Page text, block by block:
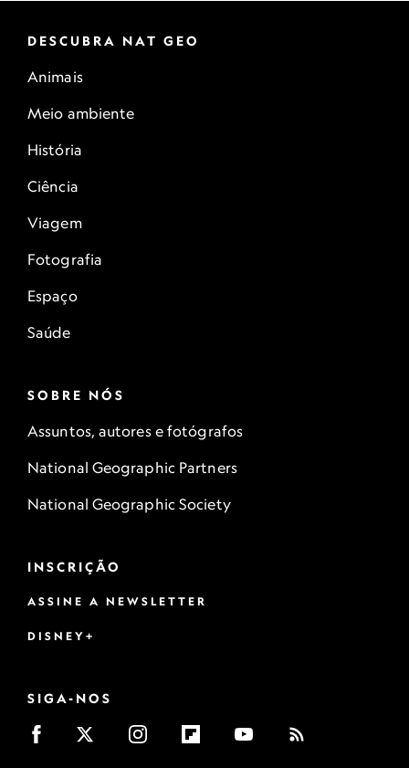
DESCUBRA NAT GEO
Animais
Meio ambiente
História
Ciência
Viagem
Fotografia
Espaço
Saúde
SOBRE NÓS
Assuntos, autores e fotógrafos
National Geographic Partners
National Geographic Society
INSCRIÇÃO
ASSINE A NEWSLETTER
DISNEY+
SIGA-NOS